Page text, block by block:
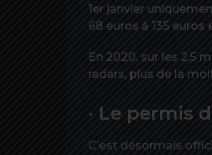
1er janvier
68 euros à 135
En 2020, sur les 2,5
radars, plus de la
· Le permis
C’est désormais